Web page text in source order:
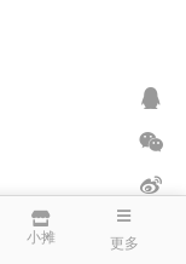
小摊 更多